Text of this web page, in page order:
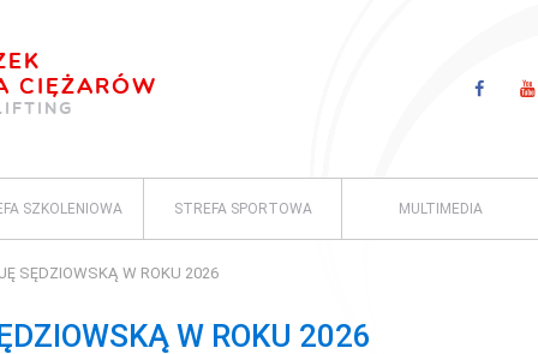
CIĘŻARÓW
SZKOLENIOWA STREFA SPORTOWA MULTIMEDIA
SĘDZIOWSKĄ W ROKU 2026
W ROKU 2026